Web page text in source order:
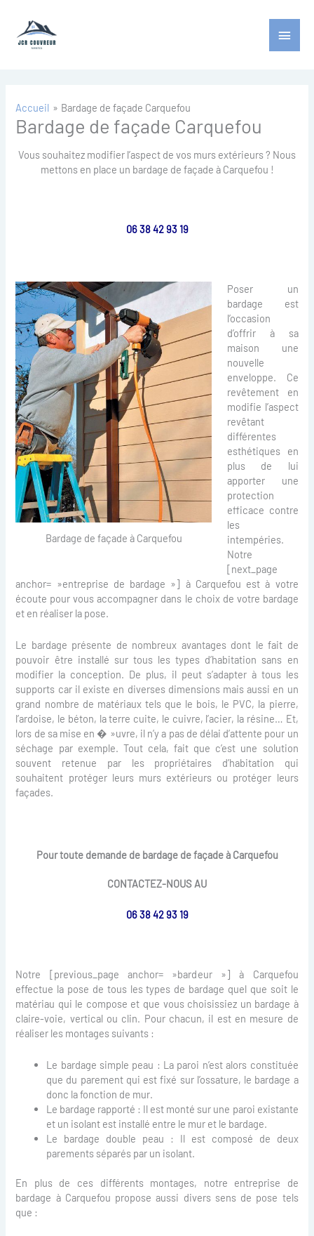
contenu
Menu
Accueil Bardage de façade Carquefou
Bardage de façade Carquefou
Vous souhaitez modifier l’aspect de vos murs extérieurs ? Nous
mettons en place un bardage de façade à Carquefou !
06 38 42 93 19
Bardage de façade à Carquefou
Poser un
bardage est
l’occasion
d’offrir à sa
maison une
nouvelle
enveloppe. Ce
revêtement en
modifie l’aspect
revêtant
différentes
esthétiques en
plus de lui
apporter une
protection
efficace contre
les
intempéries.
Notre
[next_page
anchor= »entreprise de bardage »] à Carquefou est à votre
écoute pour vous accompagner dans le choix de votre bardage
et en réaliser la pose.
Le bardage présente de nombreux avantages dont le fait de
pouvoir être installé sur tous les types d’habitation sans en
modifier la conception. De plus, il peut s’adapter à tous les
supports car il existe en diverses dimensions mais aussi en un
grand nombre de matériaux tels que le bois, le PVC, la pierre,
l’ardoise, le béton, la terre cuite, le cuivre, l’acier, la résine… Et,
lors de sa mise en � »uvre, il n’y a pas de délai d’attente pour un
séchage par exemple. Tout cela, fait que c’est une solution
souvent retenue par les propriétaires d’habitation qui
souhaitent protéger leurs murs extérieurs ou protéger leurs
façades.
Pour toute demande de bardage de façade à Carquefou
CONTACTEZ-NOUS AU
06 38 42 93 19
Notre [previous_page anchor= »bardeur »] à Carquefou
effectue la pose de tous les types de bardage quel que soit le
matériau qui le compose et que vous choisissiez un bardage à
claire-voie, vertical ou clin. Pour chacun, il est en mesure de
réaliser les montages suivants :
Le bardage simple peau : La paroi n’est alors constituée
que du parement qui est fixé sur l’ossature, le bardage a
donc la fonction de mur.
Le bardage rapporté : Il est monté sur une paroi existante
et un isolant est installé entre le mur et le bardage.
Le bardage double peau : Il est composé de deux
parements séparés par un isolant.
En plus de ces différents montages, notre entreprise de
bardage à Carquefou propose aussi divers sens de pose tels
que :